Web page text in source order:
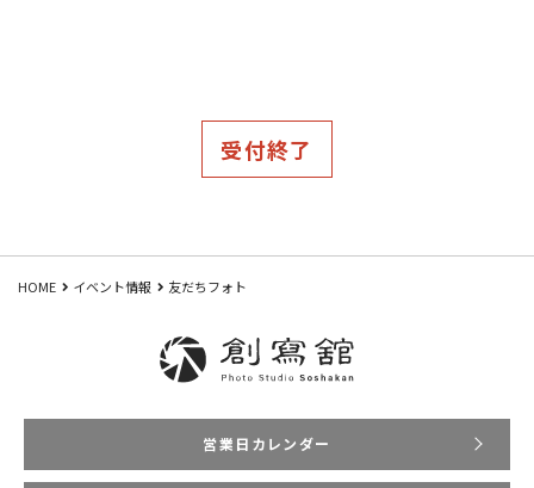
受付終了
HOME イベント情報 友だちフォト
営業日カレンダー